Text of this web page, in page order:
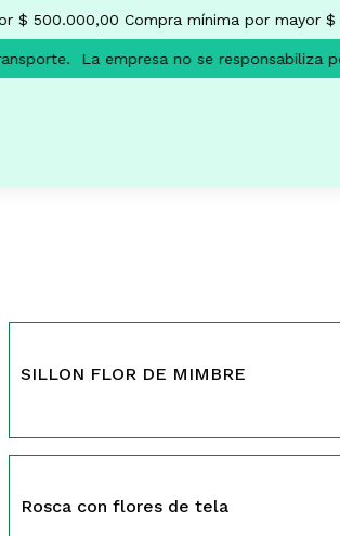
$ 500.000,00 Compra mínima por mayor $
La empresa no se responsabiliza
SILLON FLOR DE MIMBRE
Rosca con flores de tela